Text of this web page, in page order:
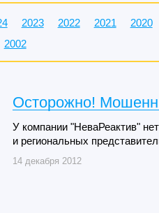
2023 2022 2021 2020
2002
Осторожно!
У компании "НеваРеактив"
и региональных
14 декабря 2012